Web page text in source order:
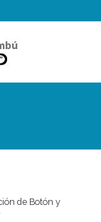
de Botón y